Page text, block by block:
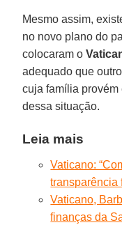
Mesmo assim,
no novo plano do
colocaram o
adequado que
cuja família provém
dessa situação.
Leia mais
Vaticano:
transparência
Vaticano,
finanças da